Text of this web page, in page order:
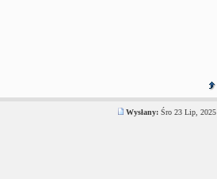
Wysłany:Śro 23 Lip, 2025